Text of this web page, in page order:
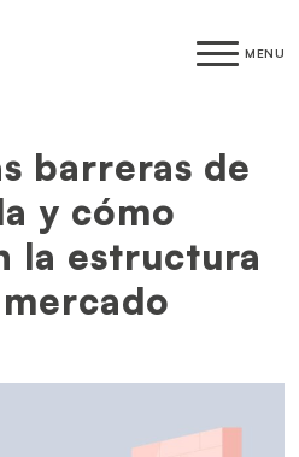
MENU
barreras de
y cómo
la estructura